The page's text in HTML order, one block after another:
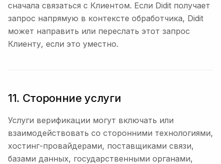
сначала связаться с Клиентом. Если Didit получает
запрос напрямую в контексте обработчика, Didit
может направить или переслать этот запрос
Клиенту, если это уместно.
11. Сторонние услуги
Услуги верификации могут включать или
взаимодействовать со сторонними технологиями,
хостинг-провайдерами, поставщиками связи,
базами данных, государственными органами,